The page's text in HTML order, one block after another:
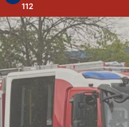
112